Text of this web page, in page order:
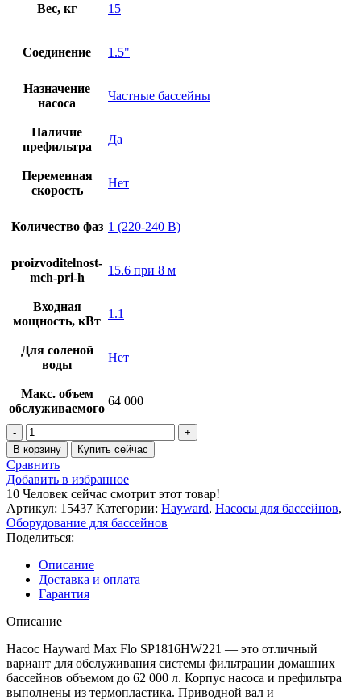
Вес, кг 15
Соединение 1.5"
Назначение
насоса
Частные бассейны
Наличие
префильтра
Да
Переменная
скорость
Нет
Количество фаз 1 (220-240 В)
proizvoditelnost-
mch-pri-h
15.6 при 8 м
Входная
мощность, кВт
1.1
Для соленой
воды
Нет
Макс. объем
обслуживаемого
64 000
Количество
товара
Насос
Hayward
Max
Flo
SP1816HW221
(220
В,
15.6
м3/
ч,
1.5
HP)
В корзину Купить сейчас
Сравнить
Добавить в избранное
10 Человек сейчас смотрит этот товар!
Артикул: 15437 Категории: Hayward, Насосы для бассейнов,
Оборудование для бассейнов
Поделиться:
Описание
Доставка и оплата
Гарантия
Описание
Насос Hayward Max Flo SP1816HW221 — это отличный
вариант для обслуживания системы фильтрации домашних
бассейнов объемом до 62 000 л. Корпус насоса и префильтра
выполнены из термопластика. Приводной вал и